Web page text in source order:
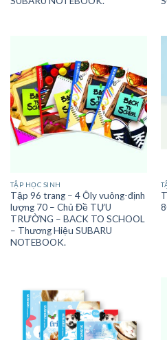
TẬP HỌC SINH
Tập 96 trang – 4 Ôly vuông-định
lượng 70 – Chủ Đề TỰU
TRƯỜNG – BACK TO SCHOOL
– Thương Hiệu SUBARU
NOTEBOOK.